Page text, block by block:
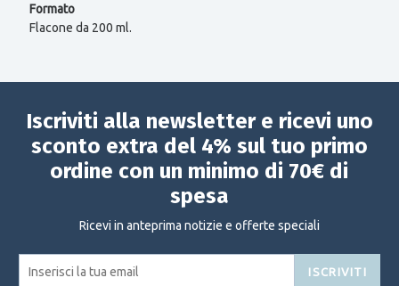
Formato
Flacone da 200 ml.
Iscriviti alla newsletter e ricevi uno
sconto extra del 4% sul tuo primo
ordine con un minimo di 70€ di
spesa
Ricevi in anteprima notizie e offerte speciali
ISCRIVITI